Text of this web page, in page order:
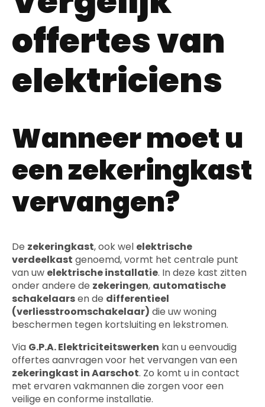
offertes van
elektriciens
Wanneer moet u
een zekeringkast
vervangen?
De zekeringkast, ook wel elektrische
verdeelkast genoemd, vormt het centrale punt
van uw elektrische installatie. In deze kast zitten
onder andere de zekeringen, automatische
schakelaarsen de differentieel
(verliesstroomschakelaar) die uw woning
beschermen tegen kortsluiting en lekstromen.
Via G.P.A. Elektriciteitswerken kan u eenvoudig
offertes aanvragen voor het vervangen van een
zekeringkast in Aarschot. Zo komt u in contact
met ervaren vakmannen die zorgen voor een
veilige en conforme installatie.